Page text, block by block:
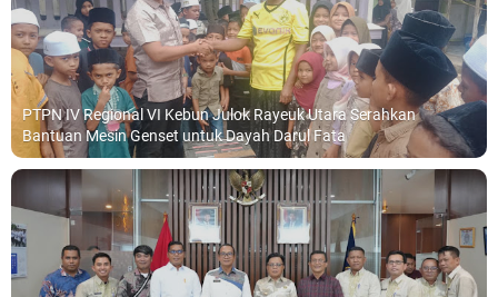
PTPN IV Regional VI Kebun Julok Rayeuk Utara Serahkan
Bantuan Mesin Genset untuk Dayah Darul Fata